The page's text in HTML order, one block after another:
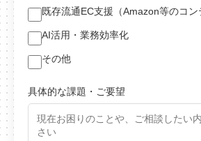
既存流通EC支援（Amazon等のコン
AI活用・業務効率化
その他
具体的な課題・ご要望